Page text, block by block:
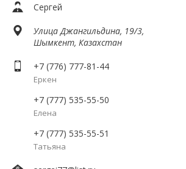
Сергей
Улица Джангильдина, 19/3,
Шымкент, Казахстан
+7 (776) 777-81-44
Еркен
+7 (777) 535-55-50
Елена
+7 (777) 535-55-51
Татьяна